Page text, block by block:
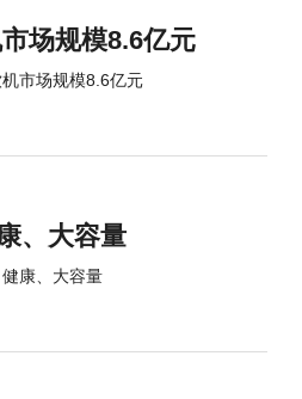
场规模8.6亿元
市场规模8.6亿元
、大容量
康、大容量